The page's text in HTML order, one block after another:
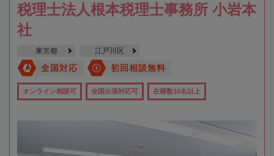
税理士法人根本税理士事務所 小岩本
社
東京都 江戸川区
全国対応 初回相談無料
オンライン相談可 全国出張対応可 在籍数10名以上